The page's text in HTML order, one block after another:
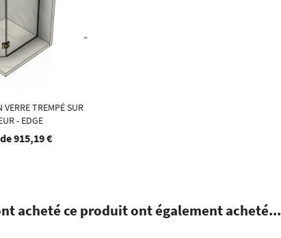
VERRE TREMPÉ SUR
- EDGE
915,19 €
acheté ce produit ont également acheté...